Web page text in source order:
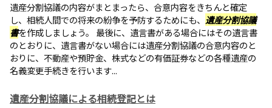
遺産分割協議の内容がまとまったら、合意内容をきちんと確定
し、相続人間での将来の紛争を予防するためにも、 遺産分割協議
書を作成しましょう。 最後に、遺言書がある場合にはその遺言書
のとおりに、遺言書がない場合には遺産分割協議の合意内容のと
おりに、不動産や預貯金、株式などの有価証券などの各種遺産の
名義変更手続きを行います...
遺産分割協議による相続登記とは